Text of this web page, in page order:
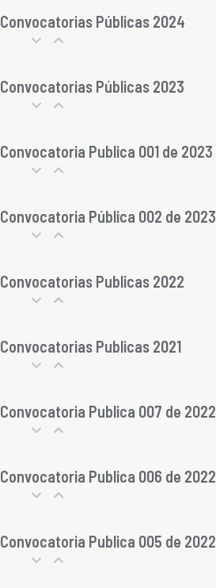
Convocatorias Públicas 2024
Convocatorias Públicas 2023
Convocatoria Publica 001 de 2023
Convocatoria Pública 002 de 2023
Convocatorias Publicas 2022
Convocatorias Publicas 2021
Convocatoria Publica 007 de 2022
Convocatoria Publica 006 de 2022
Convocatoria Publica 005 de 2022